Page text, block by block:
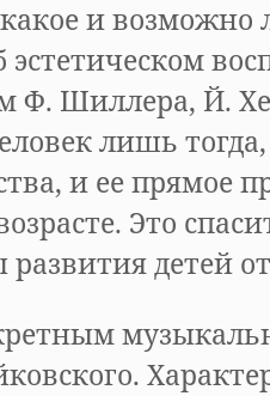
и возможно
Ф. Шиллера, Й.
лишь тогда,
и ее прямое
Это
детей